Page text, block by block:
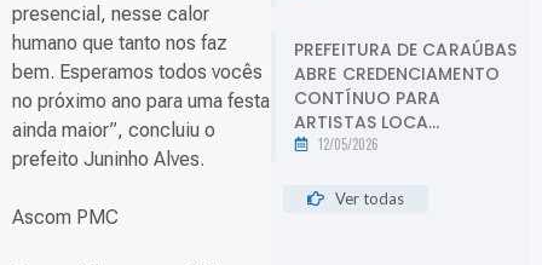
presencial, nesse calor
humano que tanto nos faz
bem. Esperamos todos vocês
no próximo ano para uma festa
ainda maior”, concluiu o
prefeito Juninho Alves.
Ascom PMC
PREFEITURA DE CARAÚBAS
ABRE CREDENCIAMENTO
CONTÍNUO PARA
ARTISTAS LOCA...
12/05/2026
Ver todas